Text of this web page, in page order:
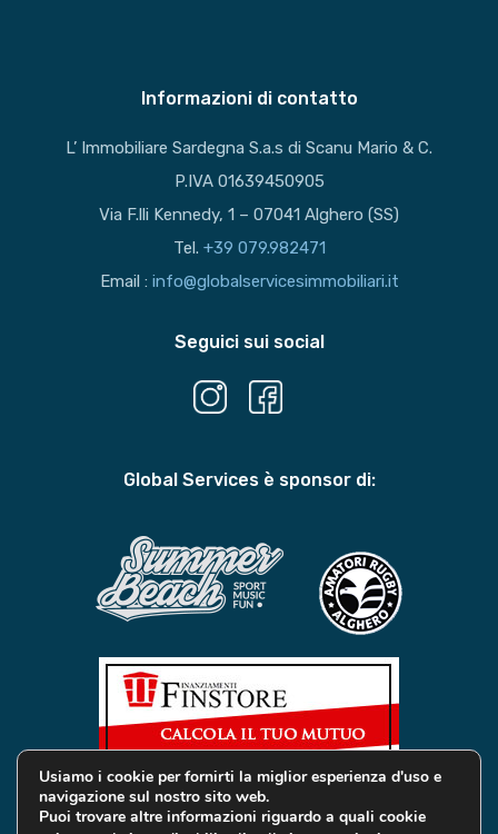
Informazioni di contatto
L’ Immobiliare Sardegna S.a.s di Scanu Mario & C.
P.IVA 01639450905
Via F.lli Kennedy, 1 – 07041 Alghero (SS)
Tel. +39 079.982471
Email : info@globalservicesimmobiliari.it
Seguici sui social
Global Services è sponsor di:
Usiamo i cookie per fornirti la miglior esperienza d'uso e
navigazione sul nostro sito web.
Puoi trovare altre informazioni riguardo a quali cookie